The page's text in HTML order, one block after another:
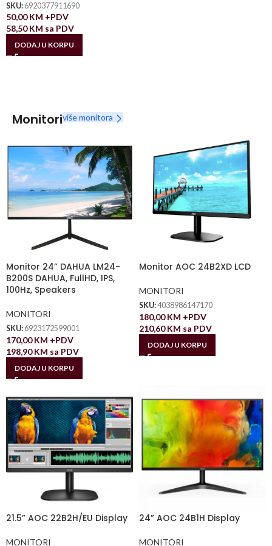
SKU: 6920377911690
50,00KM +PDV
58,50KM sa PDV
DODAJ U KORPU
Monitoriviše monitora
Monitor 24” DAHUA LM24-
B200S DAHUA, FullHD, IPS,
100Hz, Speakers
MONITORI
SKU: 6923172599001
170,00KM +PDV
198,90KM sa PDV
DODAJ U KORPU
Monitor AOC 24B2XD LCD
MONITORI
SKU:4038986147170
180,00KM +PDV
210,60KM sa PDV
DODAJ U KORPU
21.5” AOC 22B2H/EU Display
MONITORI
24” AOC 24B1H Display
MONITORI